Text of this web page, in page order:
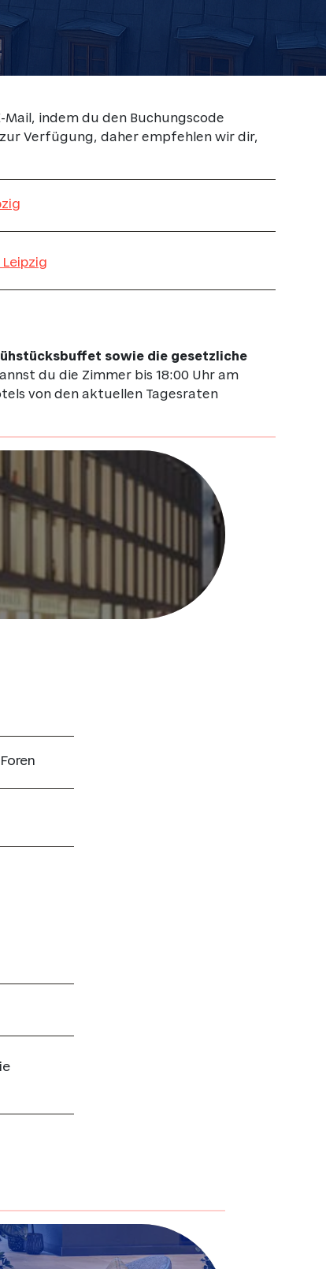
indem du den Buchungscode
Verfügung, daher empfehlen wir dir,
sowie die gesetzliche
du die Zimmer bis 18:00 Uhr am
von den aktuellen Tagesraten